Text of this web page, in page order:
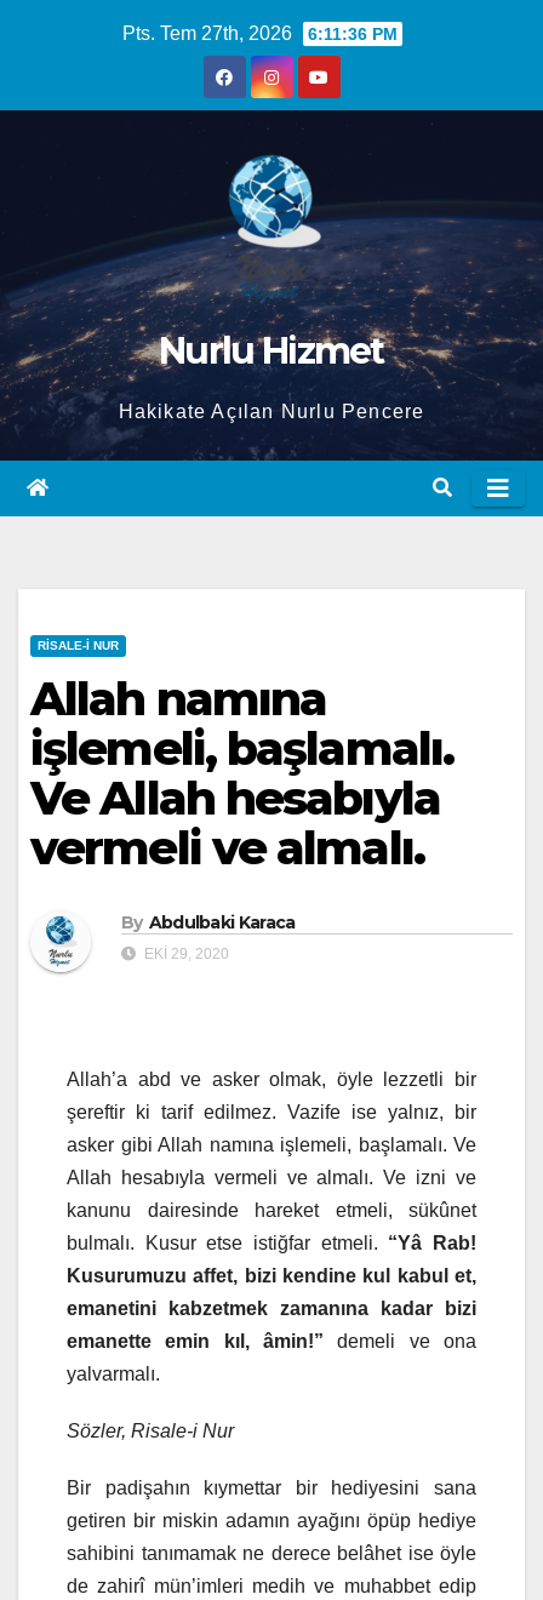
Pts. Tem 27th, 2026 6:11:37 PM
Nurlu Hizmet
Hakikate Açılan Nurlu Pencere
RISALE-I NUR
Allah namına
işlemeli, başlamalı.
Ve Allah hesabıyla
vermeli ve almalı.
By Abdulbaki Karaca
EKI 29, 2020
Allah’a abd ve asker olmak, öyle lezzetli bir
şereftir ki tarif edilmez. Vazife ise yalnız, bir
asker gibi Allah namına işlemeli, başlamalı. Ve
Allah hesabıyla vermeli ve almalı. Ve izni ve
kanunu dairesinde hareket etmeli, sükûnet
bulmalı. Kusur etse istiğfar etmeli. “Yâ Rab!
Kusurumuzu affet, bizi kendine kul kabul et,
emanetini kabzetmek zamanına kadar bizi
emanette emin kıl, âmin!” demeli ve ona
yalvarmalı.
Sözler, Risale-i Nur
Bir padişahın kıymettar bir hediyesini sana
getiren bir miskin adamın ayağını öpüp hediye
sahibini tanımamak ne derece belâhet ise öyle
de zahirî mün’imleri medih ve muhabbet edip